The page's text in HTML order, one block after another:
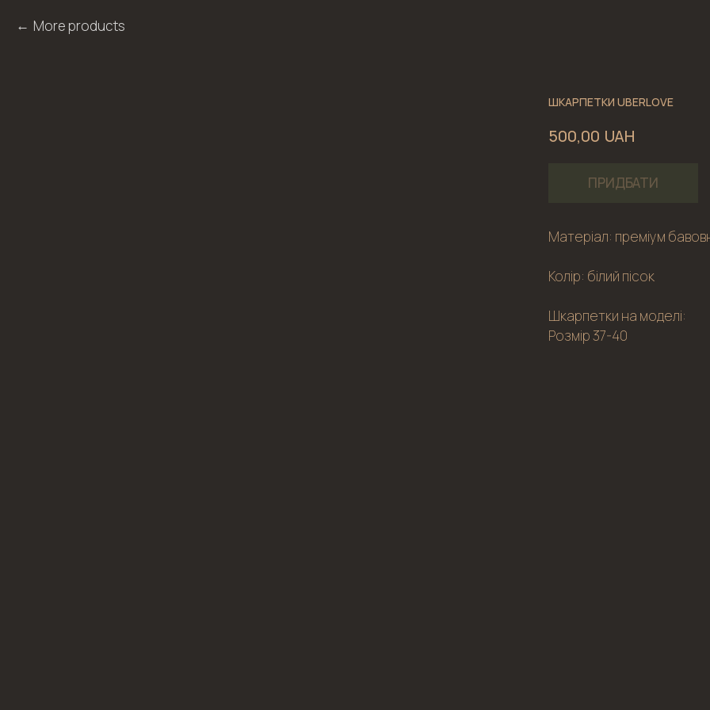
More products
ШКАРПЕТКИ UBERLOVE
500,00 UAH
ПРИДБАТИ
Матеріал: преміум
Колір: білий пісок
Шкарпетки на моделі:
Розмір 37-40